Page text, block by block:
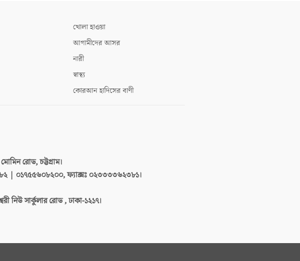
খোলা হাওয়া
আগামীদের আসর
নারী
স্বাস্থ্য
কোরআন হাদিসের বাণী
রোড, চট্টগ্রাম।
| ০১৭৫৫৬০৮২০০, ফ্যাক্সঃ ০২৩৩৩৩৬২৩৮১।
নিউ সার্কুলার রোড , ঢাকা-১২১৭।